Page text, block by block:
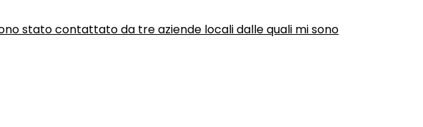
stato contattato da tre aziende locali dalle quali mi sono